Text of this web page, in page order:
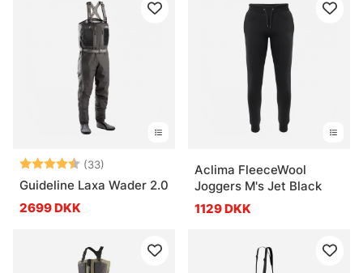
Vurdering: (33)
4.6 ud af 5 stjerner
Guideline Laxa Wader 2.0
2699 DKK
Aclima FleeceWool
Joggers M's Jet Black
1129 DKK